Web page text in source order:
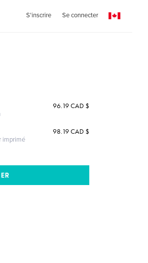
S'inscrire Se connecter
96.19 CAD $
imprimé
98.19 CAD $